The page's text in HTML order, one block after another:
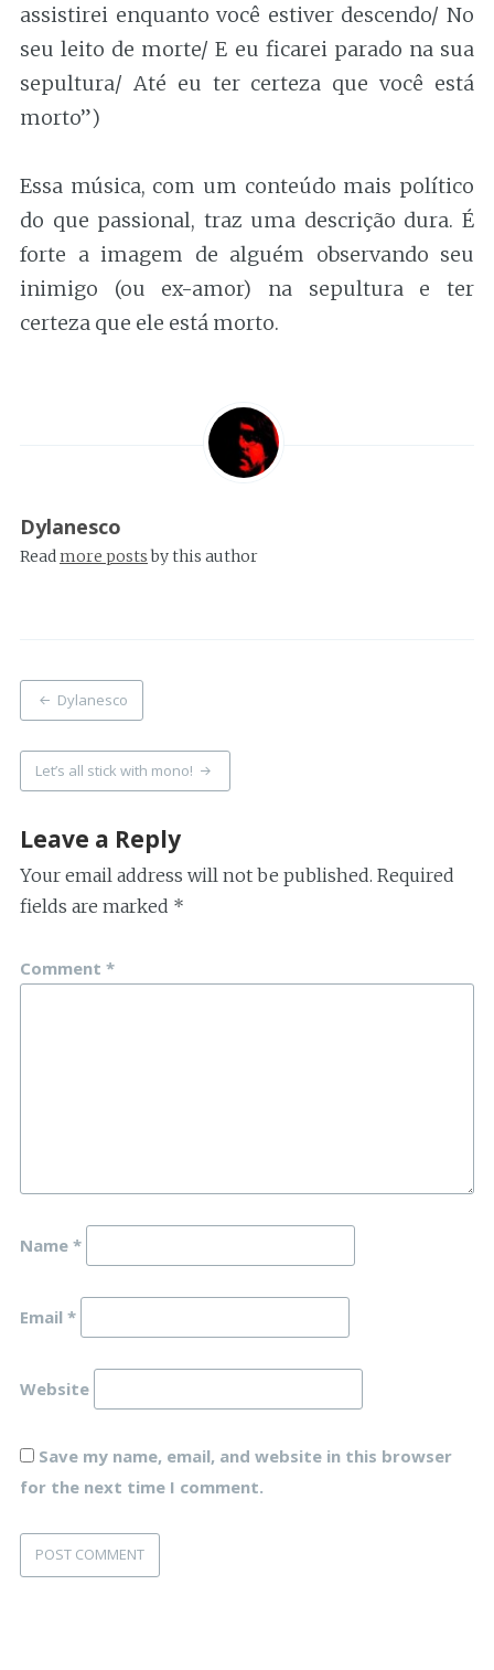
assistirei enquanto você estiver descendo/ No
seu leito de morte/ E eu ficarei parado na sua
sepultura/ Até eu ter certeza que você está
morto”)
Essa música, com um conteúdo mais político
do que passional, traz uma descrição dura. É
forte a imagem de alguém observando seu
inimigo (ou ex-amor) na sepultura e ter
certeza que ele está morto.
Dylanesco
Readmore postsby this author
Post
navigation
Dylanesco
Let’s all stick with mono!
Leave a Reply
Your email address will not be published. Required
fields are marked *
Comment *
Name *
Email *
Website
Save my name, email, and website in this browser
for the next time I comment.